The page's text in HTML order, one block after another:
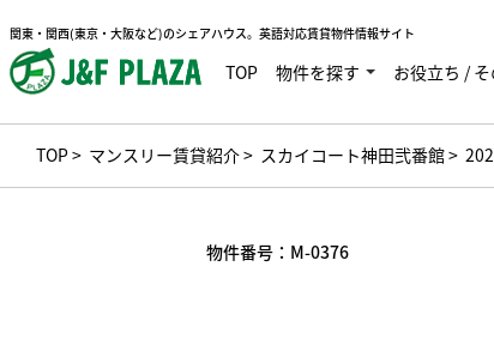
関東・関西(東京・大阪など)のシェアハウス。英語対応賃貸物件情報サイト
TOP 物件を探す お役立ち /
TOP> マンスリー賃貸紹介> スカイコート神田弐番館>
物件番号： M-0376